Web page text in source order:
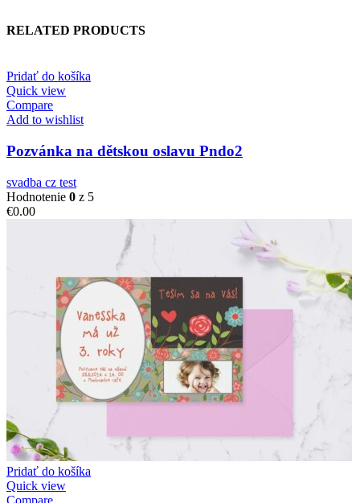
RELATED PRODUCTS
Pridať do košíka
Quick view
Compare
Add to wishlist
Pozvánka na dětskou oslavu Pndo2
svadba cz test
Hodnotenie 0 z 5
€0.00
Pridať do košíka
Quick view
Compare